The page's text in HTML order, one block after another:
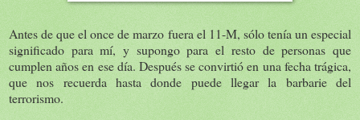
Antes de que el once de marzo fuera el 11-M, sólo tenía un especial
significado para mí, y supongo para el resto de personas que
cumplen años en ese día. Después se convirtió en una fecha trágica,
que nos recuerda hasta donde puede llegar la barbarie del
terrorismo.